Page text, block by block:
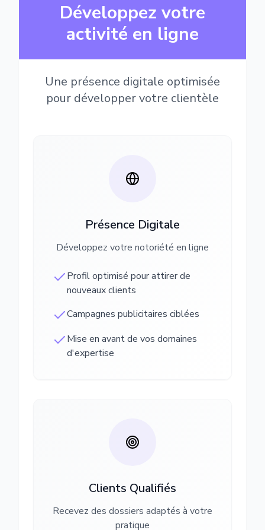
Développez votre
activité en ligne
Une présence digitale optimisée
pour développer votre clientèle
Présence Digitale
Développez votre notoriété en ligne
Profil optimisé pour attirer de
nouveaux clients
Campagnes publicitaires ciblées
Mise en avant de vos domaines
d'expertise
Clients Qualifiés
Recevez des dossiers adaptés à votre
pratique